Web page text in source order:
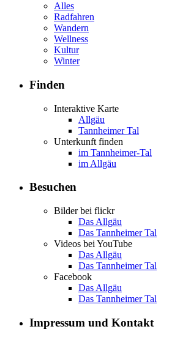
Alles
Radfahren
Wandern
Wellness
Kultur
Winter
Finden
Interaktive Karte
Allgäu
Tannheimer Tal
Unterkunft finden
im Tannheimer-Tal
im Allgäu
Besuchen
Bilder bei flickr
Das Allgäu
Das Tannheimer Tal
Videos bei YouTube
Das Allgäu
Das Tannheimer Tal
Facebook
Das Allgäu
Das Tannheimer Tal
Impressum und Kontakt